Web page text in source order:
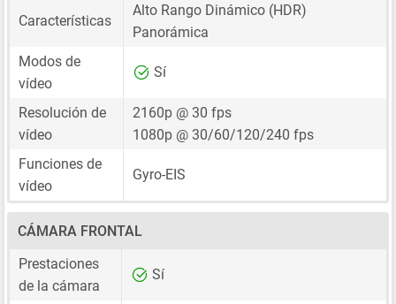
Características
Alto Rango Dinámico (HDR)
Panorámica
Modos de
vídeo
Sí
Resolución de
vídeo
2160p @ 30 fps
1080p @ 30/60/120/240 fps
Funciones de
vídeo
Gyro-EIS
CÁMARA FRONTAL
Prestaciones
de la cámara
Sí